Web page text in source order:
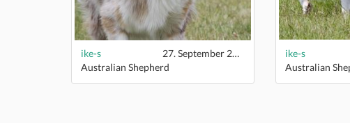
ike-s
27. September 2020
Australian Shepherd
ike-s
Australian